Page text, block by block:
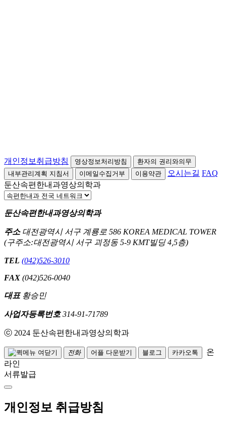
개인정보취급방침 영상정보처리방침
환자의 권리와의무
내부관리계획 지침서
이메일수집거부 이용약관 오시는길 FAQ
둔산속편한내과영상의학과
둔산속편한내과영상의학과
주소대전광역시 서구 계룡로 586 KOREA MEDICAL TOWER
(구주소:대전광역시 서구 괴정동 5-9 KMT빌딩 4,5층)
TEL (042)526-3010
FAX (042)526-0040
대표황승민
사업자등록번호314-91-71789
ⓒ 2024 둔산속편한내과영상의학과
전화 어플 다운받기 블로그 카카오톡
온
라인
서류발급
개인정보 취급방침